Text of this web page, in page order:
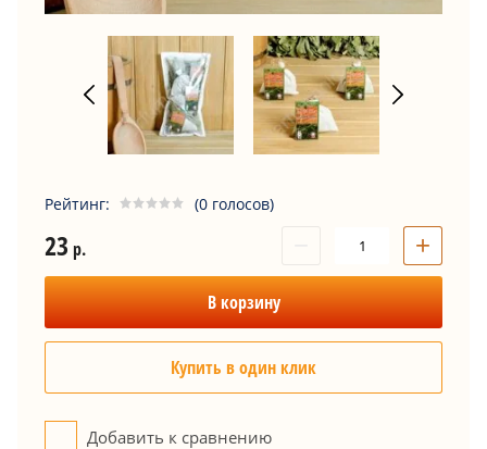
Рейтинг: (0 голосов)
23 р. +
В корзину
Купить в один клик
Добавить к сравнению